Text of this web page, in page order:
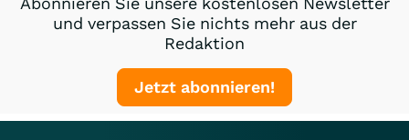
und verpassen Sie nichts mehr aus der
Redaktion
Jetzt abonnieren!